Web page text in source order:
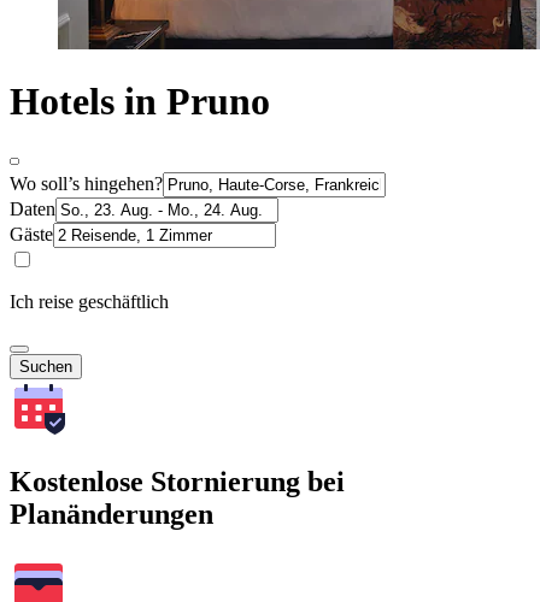
Hotels in Pruno
Wo soll’s hingehen?
Daten
Gäste
Ich reise geschäftlich
Suchen
Kostenlose Stornierung bei
Planänderungen